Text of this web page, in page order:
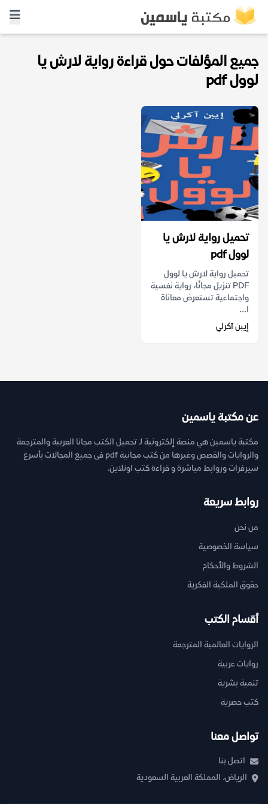
جميع المؤلفات حول قراءة رواية لارش يا
لوول pdf
تحميل رواية لارش يا
لوول pdf
تحميل رواية لارش يا لوول
PDF تنزيل مجانًا، رواية نفسية
واجتماعية تستعرض معاناة
ا...
إيبن آكرلي
عن مكتبة ياسمين
مكتبة ياسمين هي منصة إلكترونية لـ تحميل الكتب مجانا العربية والمترجمة
والروايات والقصص وغيرها من كتب مجانية pdf فى جميع المجالات بأسرع
سيرفرات وروابط مباشرة و قراءة كتب اونلاين.
روابط سريعة
من نحن
سياسة الخصوصية
الشروط والأحكام
حقوق الملكية الفكرية
أقسام الكتب
الروايات العالمية المترجمة
روايات عربية
تنمية بشرية
كتب حصرية
تواصل معنا
اتصل بنا
الرياض، المملكة العربية السعودية